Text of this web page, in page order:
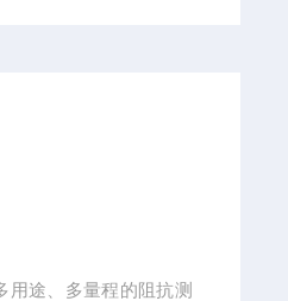
用途、多量程的阻抗测